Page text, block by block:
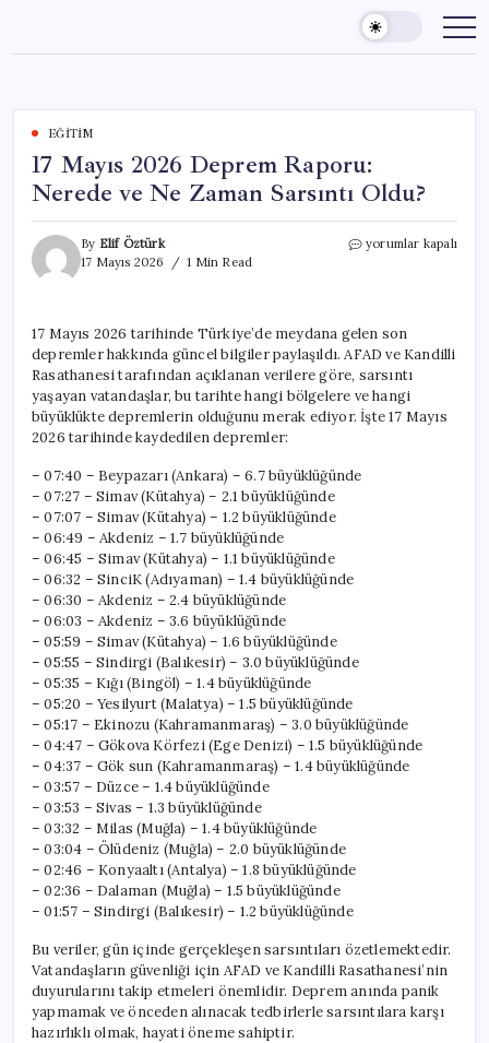
content
EĞITIM
17 Mayıs 2026 Deprem Raporu:
Nerede ve Ne Zaman Sarsıntı Oldu?
By Elif Öztürk
17 Mayıs 2026
1 Min Read
17
Nerede
ve
Ne
Zaman
Sarsıntı
Oldu?
yorumlar kapalı
17 Mayıs 2026 tarihinde Türkiye’de meydana gelen son
depremler hakkında güncel bilgiler paylaşıldı. AFAD ve Kandilli
Rasathanesi tarafından açıklanan verilere göre, sarsıntı
yaşayan vatandaşlar, bu tarihte hangi bölgelere ve hangi
büyüklükte depremlerin olduğunu merak ediyor. İşte 17 Mayıs
2026 tarihinde kaydedilen depremler:
– 07:40 – Beypazarı (Ankara) – 6.7 büyüklüğünde
– 07:27 – Simav (Kütahya) – 2.1 büyüklüğünde
– 07:07 – Simav (Kütahya) – 1.2 büyüklüğünde
– 06:49 – Akdeniz – 1.7 büyüklüğünde
– 06:45 – Simav (Kütahya) – 1.1 büyüklüğünde
– 06:32 – SinciK (Adıyaman) – 1.4 büyüklüğünde
– 06:30 – Akdeniz – 2.4 büyüklüğünde
– 06:03 – Akdeniz – 3.6 büyüklüğünde
– 05:59 – Simav (Kütahya) – 1.6 büyüklüğünde
– 05:55 – Sindirgi (Balıkesir) – 3.0 büyüklüğünde
– 05:35 – Kığı (Bingöl) – 1.4 büyüklüğünde
– 05:20 – Yesilyurt (Malatya) – 1.5 büyüklüğünde
– 05:17 – Ekinozu (Kahramanmaraş) – 3.0 büyüklüğünde
– 04:47 – Gökova Körfezi (Ege Denizi) – 1.5 büyüklüğünde
– 04:37 – Gök sun (Kahramanmaraş) – 1.4 büyüklüğünde
– 03:57 – Düzce – 1.4 büyüklüğünde
– 03:53 – Sivas – 1.3 büyüklüğünde
– 03:32 – Milas (Muğla) – 1.4 büyüklüğünde
– 03:04 – Ölüdeniz (Muğla) – 2.0 büyüklüğünde
– 02:46 – Konyaaltı (Antalya) – 1.8 büyüklüğünde
– 02:36 – Dalaman (Muğla) – 1.5 büyüklüğünde
– 01:57 – Sindirgi (Balıkesir) – 1.2 büyüklüğünde
Bu veriler, gün içinde gerçekleşen sarsıntıları özetlemektedir.
Vatandaşların güvenliği için AFAD ve Kandilli Rasathanesi’nin
duyurularını takip etmeleri önemlidir. Deprem anında panik
yapmamak ve önceden alınacak tedbirlerle sarsıntılara karşı
hazırlıklı olmak, hayati öneme sahiptir.